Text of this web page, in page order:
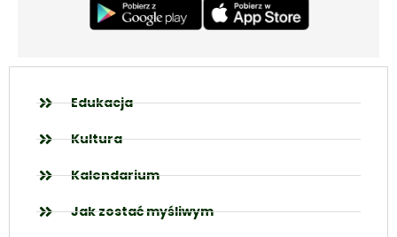
Edukacja
Kultura
Kalendarium
Jak zostać myśliwym